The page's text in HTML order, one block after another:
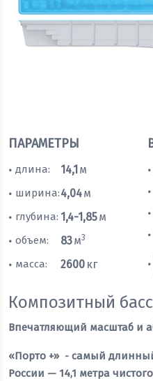
ПАРАМЕТРЫ
• длина: 14,1 м
• ширина:4,04м
• глубина: 1,4-1,85м
• объем: 83м3
• масса: 2600 кг
•
•
•
•
•
Композитный
Впечатляющий масштаб и
«Порто +» - самый
России — 14,1 метра